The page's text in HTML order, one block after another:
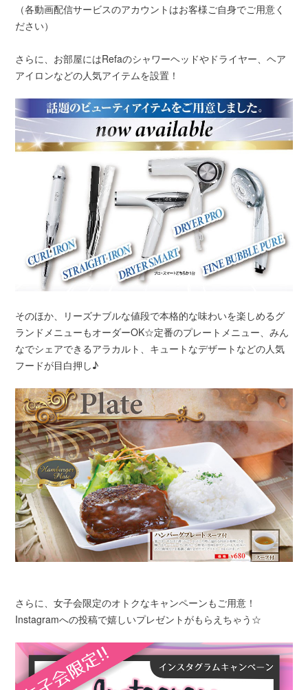
（各動画配信サービスのアカウントはお客様ご自身でご用意く
ださい）
さらに、お部屋にはRefaのシャワーヘッドやドライヤー、ヘア
アイロンなどの人気アイテムを設置！
そのほか、リーズナブルな値段で本格的な味わいを楽しめるグ
ランドメニューもオーダーOK☆定番のプレートメニュー、みん
なでシェアできるアラカルト、キュートなデザートなどの人気
フードが目白押し♪
さらに、女子会限定のオトクなキャンペーンもご用意！
Instagramへの投稿で嬉しいプレゼントがもらえちゃう☆